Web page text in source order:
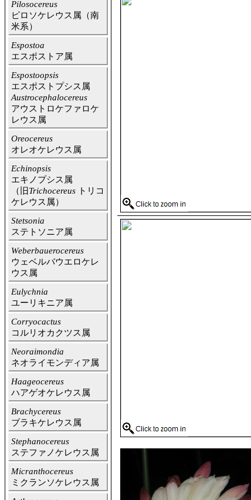
Pilosocereus
ピロソケレウス属（南
米系）
Espostoa
エスポストア属
Espostoopsis
エスポストプシス属
Austrocephalocereus
アウストロケファロケ
レウス属
Oreocereus
オレオケレウス属
Echinopsis
エキノプシス属
（旧Trichocereus トリコ
ケレウス属）
Stetsonia
ステトソニア属
Weberbauerocereus
ウェベルバウエロケレ
ウス属
Eulychnia
ユーリキニア属
Corryocactus
コルリオカクツス属
Neoraimondia
ネオライモンディア属
Haageocereus
ハアゲオケレウス属
Brachycereus
ブラキケレウス属
Stephanocereus
ステファノケレウス属
Micranthocereus
ミクランソケレウス属